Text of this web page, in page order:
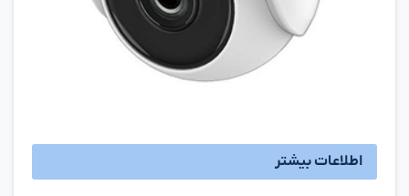
اطلاعات بیشتر